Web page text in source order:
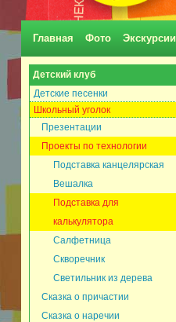
Главная Фото Экскурсии
Детский клуб
Детские песенки
Школьный уголок
Презентации
Проекты по технологии
Подставка канцелярская
Вешалка
Подставка для
калькулятора
Салфетница
Скворечник
Светильник из дерева
Сказка о причастии
Сказка о наречии